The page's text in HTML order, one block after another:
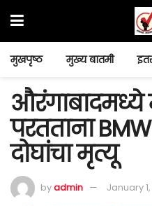
मुखपृष्ठ मुख्य बातमी
औरंगाबादमध्ये
परतताना
दोघांचा मृत्यू
byadmin January